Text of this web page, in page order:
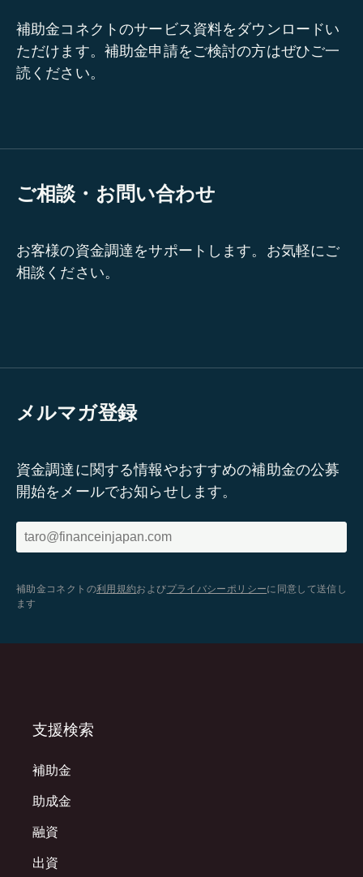
補助金コネクトのサービス資料をダウンロードい
ただけます。補助金申請をご検討の方はぜひご一
読ください。
ご相談・お問い合わせ
お客様の資金調達をサポートします。お気軽にご
相談ください。
メルマガ登録
資金調達に関する情報やおすすめの補助金の公募
開始をメールでお知らせします。
補助金コネクトの利用規約およびプライバシーポリシーに同意して送信し
ます
支援検索
補助金
助成金
融資
出資